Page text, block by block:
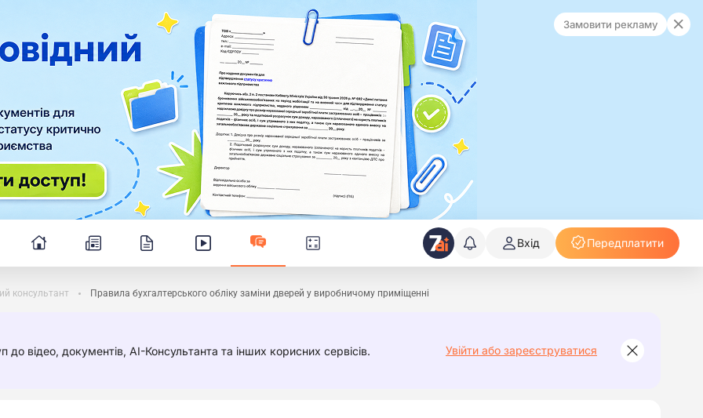
Замовити рекламу
Вхід Передплатити
консультант Правила бухгалтерського обліку заміни дверей у виробничому приміщенні
відео, документів, AI-Консультанта та інших корисних сервісів. Увійти або зареєструватися